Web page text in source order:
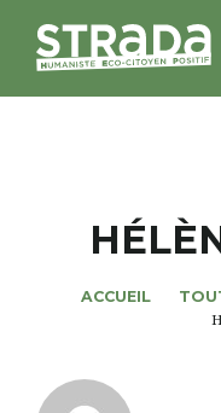
MAGAZINES
NOS THÈMES
ACCUEIL